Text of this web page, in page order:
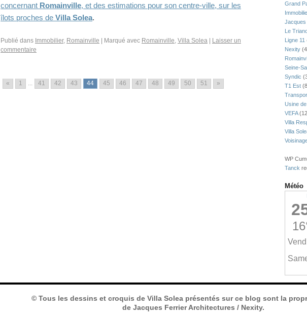
concernant Romainville, et des estimations pour son centre-ville, sur les
îlots proches de Villa Solea.
Publié dans Immobilier, Romainville Marqué avec Romainville, Villa Solea
Laisser un
commentaire
« 1 ... 41 42 43 44 45 46 47 48 49 50 51 »
Grand
Le
Ligne 11
Nexity
Seine-
Syndic
T1 Est
Usine
VEFA
Villa
Villa
WP
Tanck
Météo
© Tous les dessins et croquis de Villa Solea présentés sur ce blog sont la
de Jacques Ferrier Architectures / Nexity.